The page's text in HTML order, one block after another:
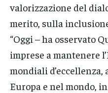
valorizzazione del
merito, sulla
“Oggi – ha osservato
imprese a mantenere
mondiali d’eccellenza,
Europa e nel mondo,